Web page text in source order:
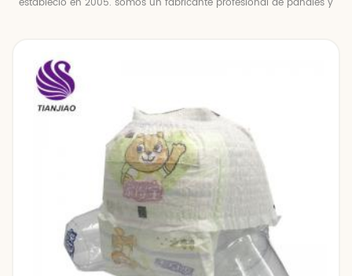
estableció en 2005. somos un fabricante profesional de pañales y